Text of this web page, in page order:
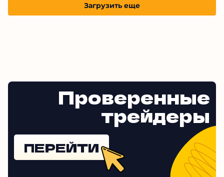
Загрузить еще
Проверенные
трейдеры
ПЕРЕЙТИ